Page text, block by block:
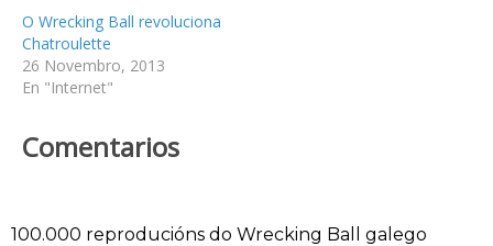
O Wrecking Ball revoluciona
Chatroulette
26 Novembro, 2013
En "Internet"
Comentarios
100.000 reproducións do Wrecking Ball galego